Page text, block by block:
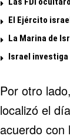
El Ejército
La Marina de
Israel investiga
Por otro
localizó el
acuerdo con